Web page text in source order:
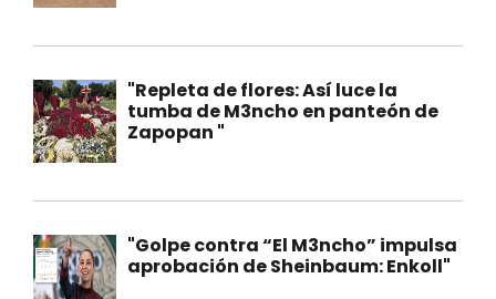
"Repleta de flores: Así luce la
tumba de M3ncho en panteón de
Zapopan "
"Golpe contra “El M3ncho” impulsa
aprobación de Sheinbaum: Enkoll"